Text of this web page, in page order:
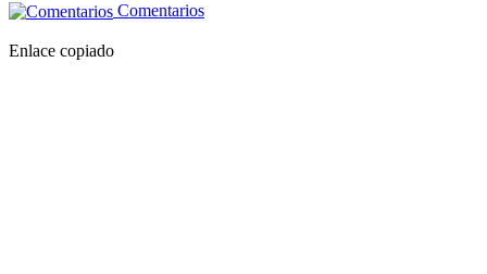
Comentarios
Enlace copiado